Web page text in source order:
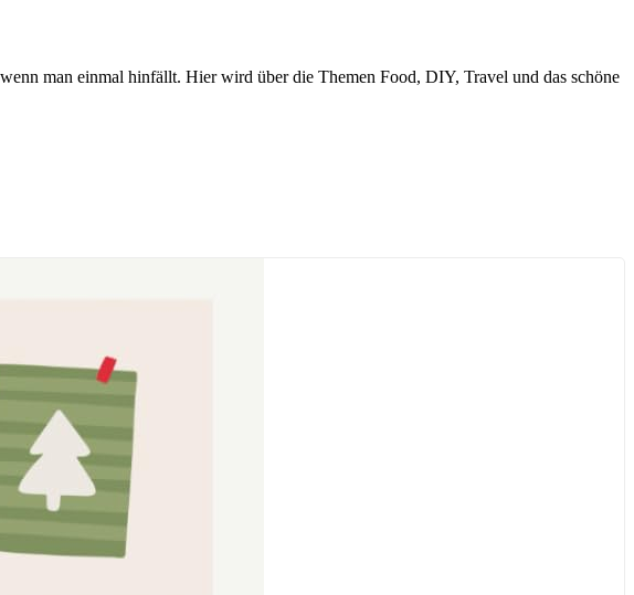
man einmal hinfällt. Hier wird über die Themen Food, DIY, Travel und das schöne